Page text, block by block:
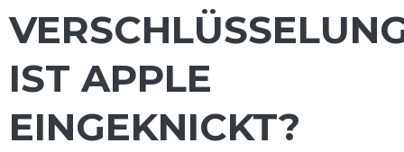
IST APPLE
EINGEKNICKT?